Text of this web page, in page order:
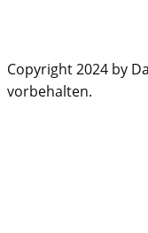
Copyright 2024 by
vorbehalten.